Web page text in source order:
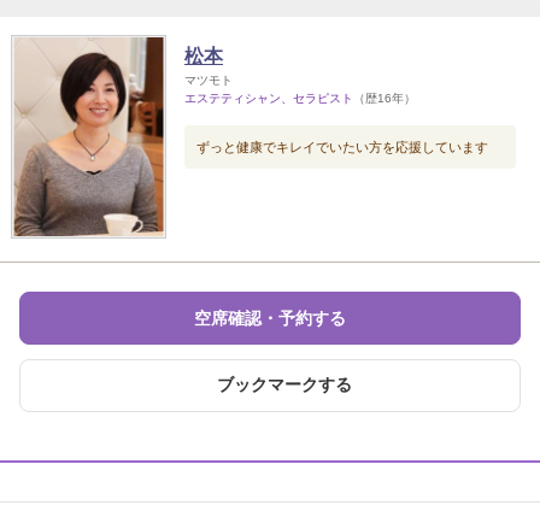
松本
マツモト
エステティシャン、セラピスト
（歴16年）
ずっと健康でキレイでいたい方を応援しています
空席確認・予約する
ブックマークする